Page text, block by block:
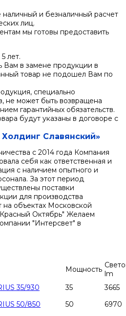
и безналичный расчет
лиц.
мы готовы предоставить
лет.
Вам в замене продукции в
товар не подошел Вам по
специально
не может быть возвращена
гарантийных обязательств.
будут указаны в договоре с
Славянский»
с 2014 года Компания
себя как ответственная и
с наличием опытного и
За этот период
поставки
для производства
объектах Московской
Октябрь" Желаем
"Интерсвет" в
Мощность lm
35/930
35
3665
50/850
50
6970